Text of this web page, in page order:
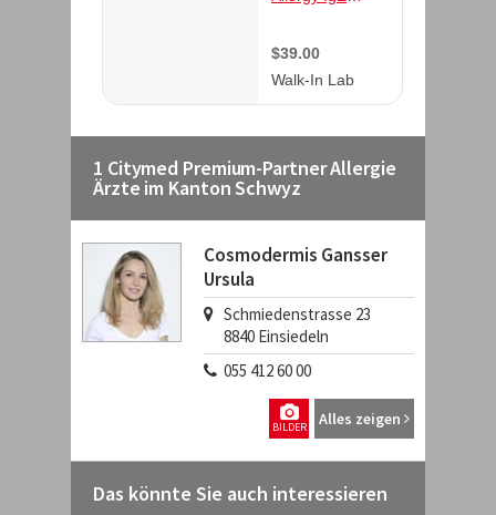
1 Citymed Premium-Partner Allergie
Ärzte im Kanton Schwyz
Cosmodermis Gansser
Ursula
Schmiedenstrasse 23
8840 Einsiedeln
055 412 60 00
Alles zeigen
BILDER
Das könnte Sie auch interessieren